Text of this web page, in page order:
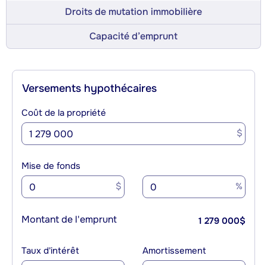
Droits de mutation immobilière
Capacité d’emprunt
Versements hypothécaires
Coût de la propriété
$
Mise de fonds
$ %
Montant de l'emprunt 1 279 000$
Taux d'intérêt Amortissement